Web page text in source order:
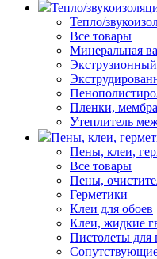
Тепло/
Тепло/
Все товары
Минеральная
Пленки,
Утеплитель
Пены, клеи,
Пены, клеи,
Все товары
Пены,
Герметики
Клеи для обоев
Клеи, жидкие
Пистолеты для